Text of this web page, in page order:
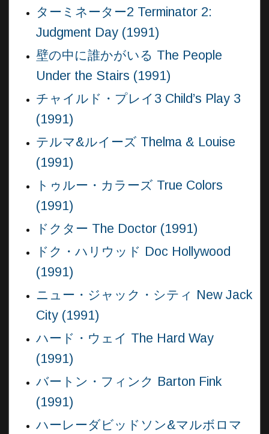
ターミネーター2 Terminator 2:
Judgment Day (1991)
壁の中に誰かがいる The People
Under the Stairs (1991)
チャイルド・プレイ3 Child’s Play 3
(1991)
テルマ&ルイーズ Thelma & Louise
(1991)
トゥルー・カラーズ True Colors
(1991)
ドクター The Doctor (1991)
ドク・ハリウッド Doc Hollywood
(1991)
ニュー・ジャック・シティ New Jack
City (1991)
ハード・ウェイ The Hard Way
(1991)
バートン・フィンク Barton Fink
(1991)
ハーレーダビッドソン&マルボロマ